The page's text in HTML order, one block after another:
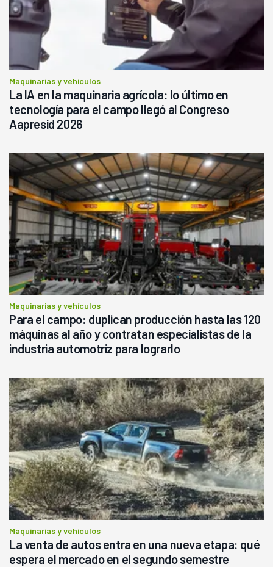
Maquinarias y vehículos
La IA en la maquinaria agrícola: lo último en
tecnología para el campo llegó al Congreso
Aapresid 2026
Maquinarias y vehículos
Para el campo: duplican producción hasta las 120
máquinas al año y contratan especialistas de la
industria automotriz para lograrlo
Maquinarias y vehículos
La venta de autos entra en una nueva etapa: qué
espera el mercado en el segundo semestre